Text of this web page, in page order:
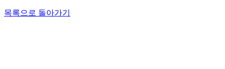
목록으로 돌아가기